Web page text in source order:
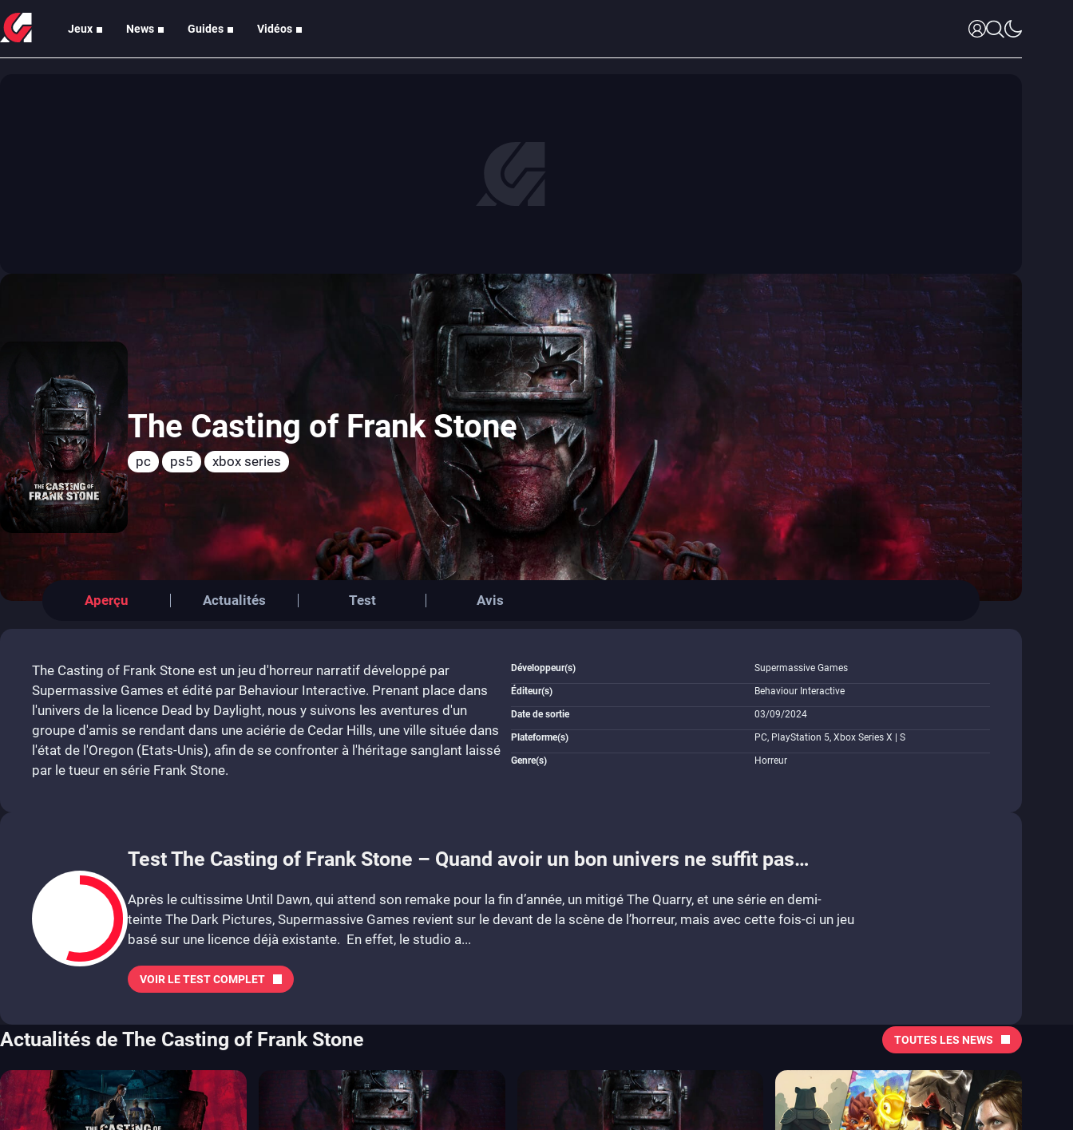
Jeux News Guides Vidéos
The Casting of Frank Stone
pc ps5 xbox series
Aperçu Actualités Test Avis
The Casting of Frank Stone est un jeu d'horreur narratif développé par
Supermassive Games et édité par Behaviour Interactive. Prenant place dans
l'univers de la licence Dead by Daylight, nous y suivons les aventures d'un
groupe d'amis se rendant dans une aciérie de Cedar Hills, une ville située dans
l'état de l'Oregon (Etats-Unis), afin de se confronter à l'héritage sanglant laissé
par le tueur en série Frank Stone.
Développeur(s) Supermassive Games
Éditeur(s) Behaviour Interactive
Date de sortie 03/09/2024
Plateforme(s) PC, PlayStation 5, Xbox Series X | S
Genre(s) Horreur
Test The Casting of Frank Stone – Quand avoir un bon univers ne suffit pas…
Après le cultissime Until Dawn, qui attend son remake pour la fin d’année, un mitigé The Quarry, et une série en demi-
teinte The Dark Pictures, Supermassive Games revient sur le devant de la scène de l’horreur, mais avec cette fois-ci un jeu
basé sur une licence déjà existante. En effet, le studio a...
VOIR LE TEST COMPLET
Actualités de The Casting of Frank Stone TOUTES LES NEWS